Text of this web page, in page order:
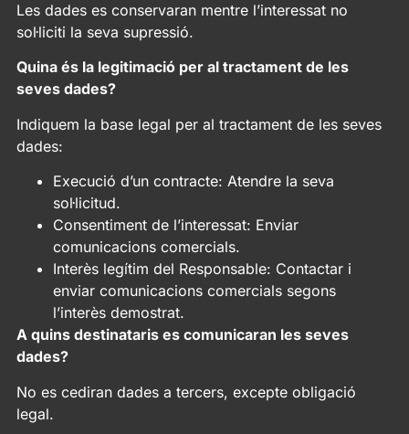
Les dades es conservaran mentre l’interessat no
sol·liciti la seva supressió.
Quina és la legitimació per al tractament de les
seves dades?
Indiquem la base legal per al tractament de les seves
dades:
Execució d’un contracte: Atendre la seva
sol·licitud.
Consentiment de l’interessat: Enviar
comunicacions comercials.
Interès legítim del Responsable: Contactar i
enviar comunicacions comercials segons
l’interès demostrat.
A quins destinataris es comunicaran les seves
dades?
No es cediran dades a tercers, excepte obligació
legal.